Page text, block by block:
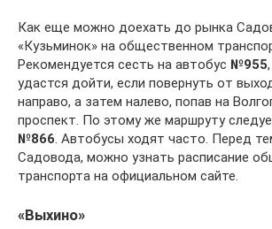
Как еще можно доехать до рынка
«Кузьминок» на общественном
Рекомендуется сесть на автобус №955
удастся дойти, если повернуть от
направо, а затем налево, попав на
проспект. По этому же маршруту
№866. Автобусы ходят часто. Перед
Садовода, можно узнать расписание
транспорта на официальном сайте.
«Выхино»